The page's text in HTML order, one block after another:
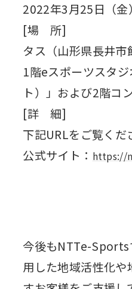
2022年3月25日（金
[場 所]
タス（山形県長井市
1階eスポーツスタ
ト）」および2階コ
[詳 細]
下記URLをご覧くだ
公式サイト： https://
今後もNTTe-
用した地域活性化